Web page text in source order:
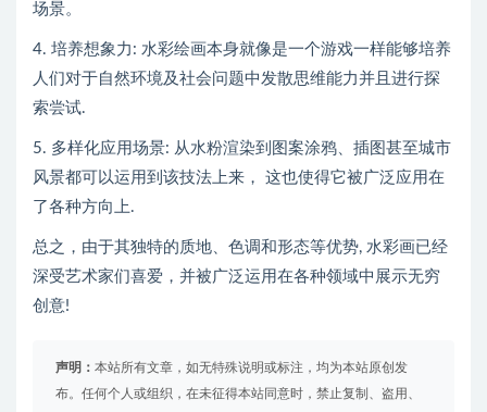
场景。
4. 培养想象力: 水彩绘画本身就像是一个游戏一样能够培养
人们对于自然环境及社会问题中发散思维能力并且进行探
索尝试.
5. 多样化应用场景: 从水粉渲染到图案涂鸦、插图甚至城市
风景都可以运用到该技法上来， 这也使得它被广泛应用在
了各种方向上.
总之，由于其独特的质地、色调和形态等优势, 水彩画已经
深受艺术家们喜爱，并被广泛运用在各种领域中展示无穷
创意!
声明： 本站所有文章，如无特殊说明或标注，均为本站原创发
布。任何个人或组织，在未征得本站同意时，禁止复制、盗用、